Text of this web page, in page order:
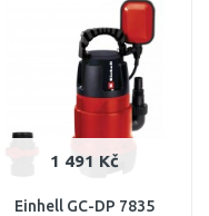
1 491 Kč
Einhell GC-DP 7835